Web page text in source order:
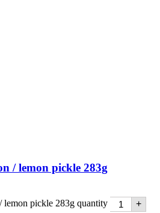
/ lemon pickle 283g
lemon pickle 283g quantity
+